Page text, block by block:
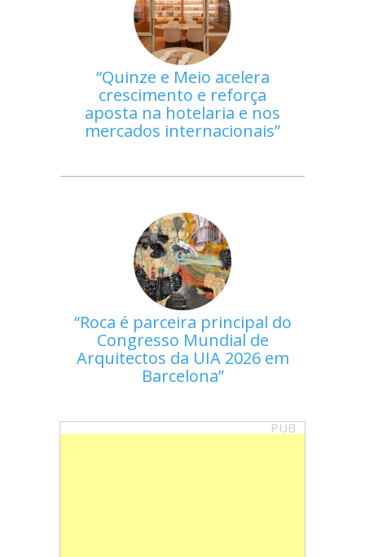
Quinze e Meio acelera
crescimento e reforça
aposta na hotelaria e nos
mercados internacionais
Roca é parceira principal do
Congresso Mundial de
Arquitectos da UIA 2026 em
Barcelona
PUB